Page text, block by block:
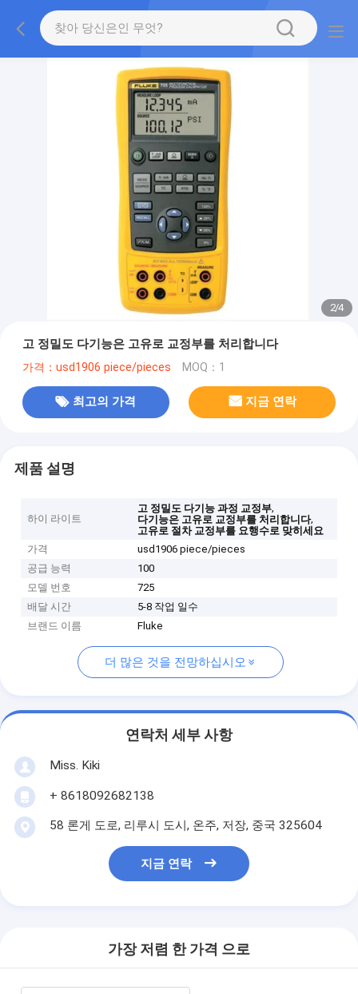
2/4
고 정밀도 다기능은 고유로 교정부를 처리합니다
가격：usd1906 piece/pieces MOQ：1
최고의 가격 지금 연락
제품 설명
하이 라이트
고 정밀도 다기능 과정 교정부,
다기능은 고유로 교정부를 처리합니다,
고유로 절차 교정부를 요행수로 맞히세요
가격
usd1906 piece/pieces
공급 능력
100
모델 번호
725
배달 시간
5-8 작업 일수
브랜드 이름
Fluke
더 많은 것을 전망하십시오
연락처 세부 사항
Miss. Kiki
+ 8618092682138
58 론게 도로, 리루시 도시, 온주, 저장, 중국 325604
지금 연락
가장 저렴 한 가격 으로